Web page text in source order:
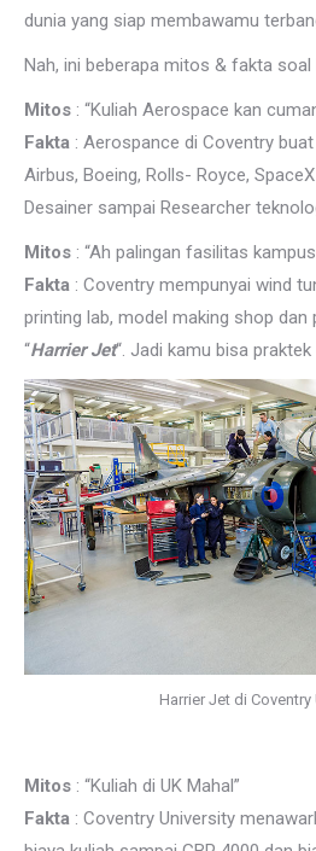
dunia yang siap membawamu
Nah, ini beberapa mitos & fakta soal
Mitos : “Kuliah Aerospace kan
Fakta : Aerospance di Coventry
Airbus, Boeing, Rolls- Royce,
Desainer sampai Researcher
Mitos : “Ah palingan fasilitas
Fakta : Coventry mempunyai wind
printing lab, model making shop dan
“Harrier Jet“. Jadi kamu bisa
Harrier Jet di Coventry
Mitos : “Kuliah di UK Mahal”
Fakta : Coventry University